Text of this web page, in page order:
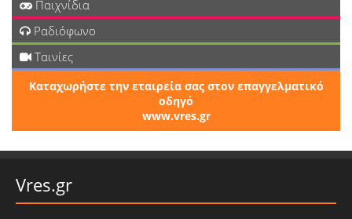
Παιχνίδια
Ραδιόφωνο
Ταινίες
Καταχωρήστε την εταιρεία σας στον επαγγελματικό
οδηγό
www.vres.gr
Vres.gr